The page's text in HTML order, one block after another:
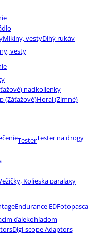
Mikiny, vestyDlhý rukáv
vesty
nadkolienky
(Záťažové)Horal (Zimné)
TesterTester na drogy
Kolieska paralaxy
Endurance EDFotopasca
ďalekohľadom
Digi-scope Adaptors